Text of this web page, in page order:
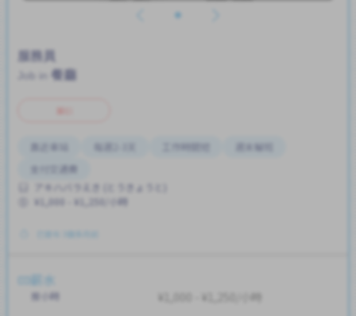
兼职
靠近車站 每週2-3天 工作時間短
週末輪班
支付交通費
アキハバラえき (とうきょうと)
¥1,000 - ¥1,250/小時
薪水
按小時 ¥1,000 - ¥1,250/小時